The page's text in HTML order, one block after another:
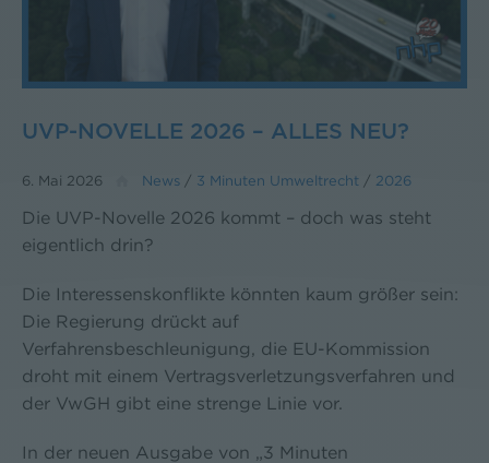
UVP-NOVELLE 2026 – ALLES NEU?
6. Mai 2026 News / 3 Minuten Umweltrecht / 2026
Die UVP-Novelle 2026 kommt – doch was steht
eigentlich drin?
Die Interessenskonflikte könnten kaum größer sein:
Die Regierung drückt auf
Verfahrensbeschleunigung, die EU-Kommission
droht mit einem Vertragsverletzungsverfahren und
der VwGH gibt eine strenge Linie vor.
In der neuen Ausgabe von „3 Minuten